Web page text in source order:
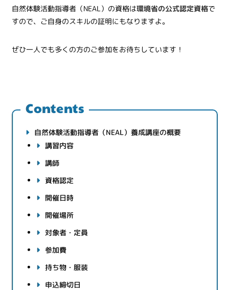
自然体験活動指導者（NEAL）の資格は環境省の公式認定資格で
すので、ご自身のスキルの証明にもなりますよ。
ぜひ一人でも多くの方のご参加をお待ちしています！
Contents
自然体験活動指導者（NEAL）養成講座の概要
講習内容
講師
資格認定
開催日時
開催場所
対象者・定員
参加費
持ち物・服装
申込締切日